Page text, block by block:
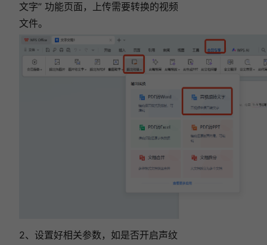
文字” 功能页面，上传需要转换的视频
文件。
2、设置好相关参数，如是否开启声纹